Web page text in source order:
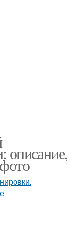
описание,